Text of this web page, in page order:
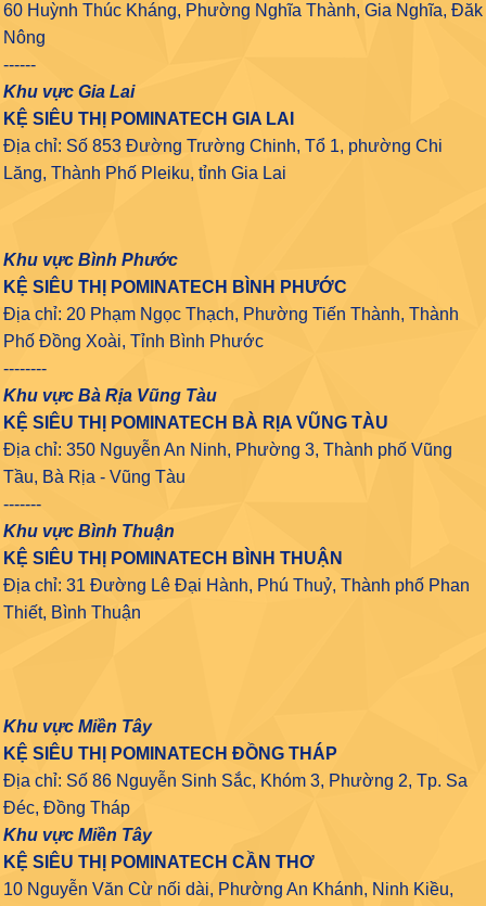
60 Huỳnh Thúc Kháng, Phường Nghĩa Thành, Gia Nghĩa, Đăk
Nông
------
Khu vực Gia Lai
KỆ SIÊU THỊ POMINATECH GIA LAI
Địa chỉ: Số 853 Đường Trường Chinh, Tổ 1, phường Chi
Lăng, Thành Phố Pleiku, tỉnh Gia Lai
Khu vực Bình Phước
KỆ SIÊU THỊ POMINATECH BÌNH PHƯỚC
Địa chỉ: 20 Phạm Ngọc Thạch, Phường Tiến Thành, Thành
Phố Đồng Xoài, Tỉnh Bình Phước
--------
Khu vực Bà Rịa Vũng Tàu
KỆ SIÊU THỊ POMINATECH BÀ RỊA VŨNG TÀU
Địa chỉ: 350 Nguyễn An Ninh, Phường 3, Thành phố Vũng
Tầu, Bà Rịa - Vũng Tàu
-------
Khu vực Bình Thuận
KỆ SIÊU THỊ POMINATECH BÌNH THUẬN
Địa chỉ: 31 Đường Lê Đại Hành, Phú Thuỷ, Thành phố Phan
Thiết, Bình Thuận
Khu vực Miền Tây
KỆ SIÊU THỊ POMINATECH ĐỒNG THÁP
Địa chỉ: Số 86 Nguyễn Sinh Sắc, Khóm 3, Phường 2, Tp. Sa
Đéc, Đồng Tháp
Khu vực Miền Tây
KỆ SIÊU THỊ POMINATECH CẦN THƠ
10 Nguyễn Văn Cừ nối dài, Phường An Khánh, Ninh Kiều,